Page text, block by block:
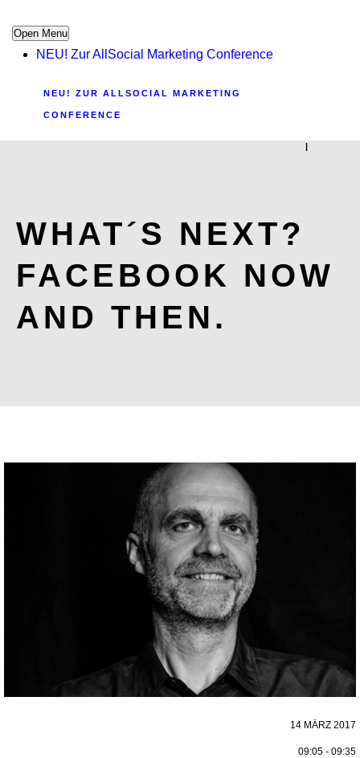
Open Menu
NEU! Zur AllSocial Marketing Conference
NEU! ZUR ALLSOCIAL MARKETING
CONFERENCE
|
WHAT´S NEXT?
FACEBOOK NOW
AND THEN.
14 MÄRZ 2017
09:05 - 09:35